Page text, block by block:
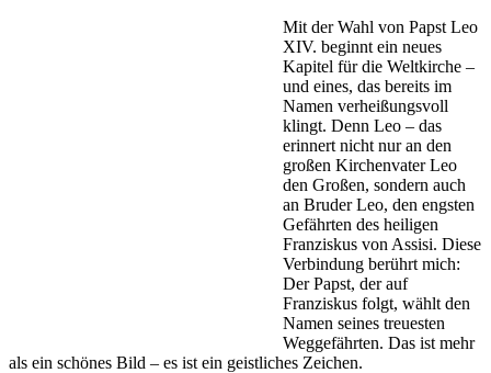
Mit der Wahl von Papst Leo
XIV. beginnt ein neues
Kapitel für die Weltkirche –
und eines, das bereits im
Namen verheißungsvoll
klingt. Denn Leo – das
erinnert nicht nur an den
großen Kirchenvater Leo
den Großen, sondern auch
an Bruder Leo, den engsten
Gefährten des heiligen
Franziskus von Assisi. Diese
Verbindung berührt mich:
Der Papst, der auf
Franziskus folgt, wählt den
Namen seines treuesten
Weggefährten. Das ist mehr
als ein schönes Bild – es ist ein geistliches Zeichen.